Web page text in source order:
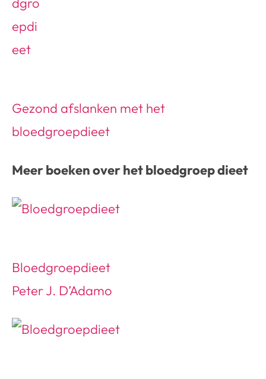
Gezond afslanken met het
bloedgroepdieet
Meer boeken over het bloedgroep dieet
Bloedgroepdieet
Peter J. D’Adamo